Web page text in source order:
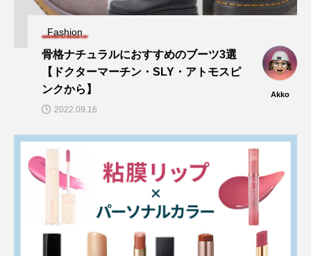
Fashion
骨格ナチュラルにおすすめのブーツ3選
【ドクターマーチン・SLY・アトモスピ
ンクから】
Akko
2022.09.16